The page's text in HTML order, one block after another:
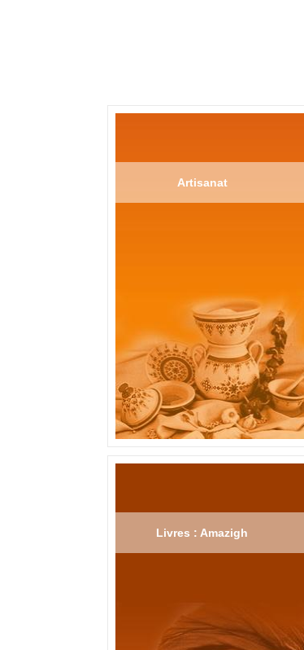
Artisanat
Livres : Amazigh